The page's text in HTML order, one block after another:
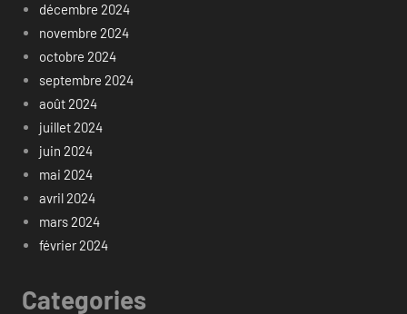
décembre 2024
novembre 2024
octobre 2024
septembre 2024
août 2024
juillet 2024
juin 2024
mai 2024
avril 2024
mars 2024
février 2024
Categories